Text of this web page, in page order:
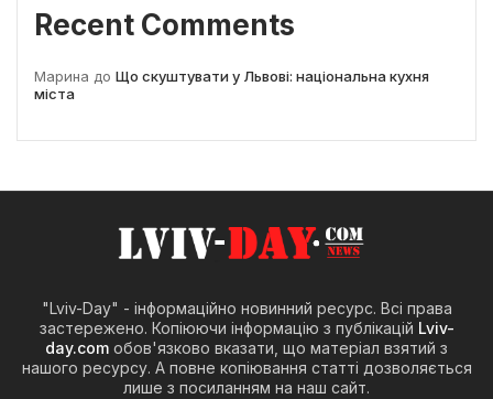
Recent Comments
Марина до Що скуштувати у Львові: національна кухня
міста
"Lviv-Day" - інформаційно новинний ресурс. Всі права
застережено. Копіюючи інформацію з публікацій Lviv-
day.com обов'язково вказати, що матеріал взятий з
нашого ресурсу. А повне копіювання статті дозволяється
лише з посиланням на наш сайт.